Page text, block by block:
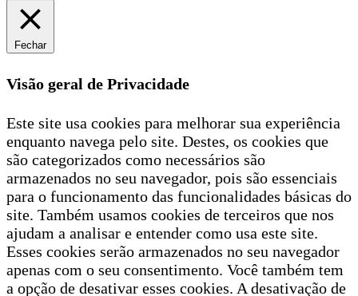
Fechar
Visão geral de Privacidade
Este site usa cookies para melhorar sua experiência
enquanto navega pelo site. Destes, os cookies que
são categorizados como necessários são
armazenados no seu navegador, pois são essenciais
para o funcionamento das funcionalidades básicas do
site. Também usamos cookies de terceiros que nos
ajudam a analisar e entender como usa este site.
Esses cookies serão armazenados no seu navegador
apenas com o seu consentimento. Você também tem
a opção de desativar esses cookies. A desativação de